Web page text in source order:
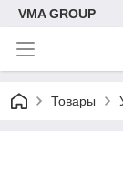
VMA GROUP
Товары